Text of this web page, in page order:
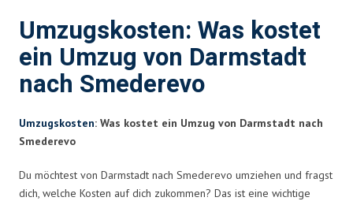
Umzugskosten: Was kostet
ein Umzug von Darmstadt
nach Smederevo
Umzugskosten: Was kostet ein Umzug von Darmstadt nach
Smederevo
Du möchtest von Darmstadt nach Smederevo umziehen und fragst
dich, welche Kosten auf dich zukommen? Das ist eine wichtige